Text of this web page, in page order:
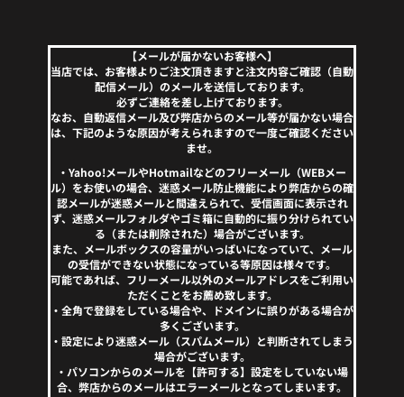
【メールが届かないお客様へ】
当店では、お客様よりご注文頂きますと注文内容ご確認（自動
配信メール）のメールを送信しております。
必ずご連絡を差し上げております。
なお、自動返信メール及び弊店からのメール等が届かない場合
は、下記のような原因が考えられますので一度ご確認ください
ませ。
・Yahoo!メールやHotmailなどのフリーメール（WEBメー
ル）をお使いの場合、迷惑メール防止機能により弊店からの確
認メールが迷惑メールと間違えられて、受信画面に表示され
ず、迷惑メールフォルダやゴミ箱に自動的に振り分けられてい
る（または削除された）場合がございます。
また、メールボックスの容量がいっぱいになっていて、メール
の受信ができない状態になっている等原因は様々です。
可能であれば、フリーメール以外のメールアドレスをご利用い
ただくことをお薦め致します。
・全角で登録をしている場合や、ドメインに誤りがある場合が
多くございます。
・設定により迷惑メール（スパムメール）と判断されてしまう
場合がございます。
・パソコンからのメールを【許可する】設定をしていない場
合、弊店からのメールはエラーメールとなってしまいます。